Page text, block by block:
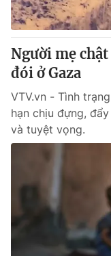
Người mẹ
đói ở Gaza
VTV.vn - Tình
hạn chịu đựng,
và tuyệt vọng.